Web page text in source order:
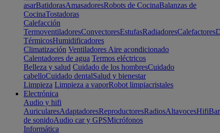
asarBatidorasAmasadoresRobots de CocinaBalanzas de
CocinaTostadoras
Calefacción
TermoventiladoresConvectoresEstufasRadiadoresCalefactores
TérmicosHumidificadores
Climatización Ventiladores Aire acondicionado
Calentadores de agua Termos eléctricos
Belleza y salud Cuidado de los hombresCuidado
cabelloCuidado dentalSalud y bienestar
Limpieza Limpieza a vaporRobot limpiacristales
Electrónica
Audio y hifi
AuricularesAdaptadoresReproductoresRadiosAltavocesHifi
de sonidoAudio car y GPSMicrófonos
Informática